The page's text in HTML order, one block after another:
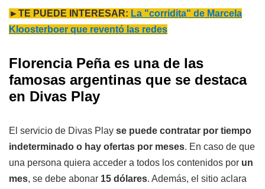
►TE PUEDE INTERESAR: La "corridita" de Marcela
Kloosterboer que reventó las redes
Florencia Peña es una de las
famosas argentinas que se destaca
en Divas Play
El servicio de Divas Play se puede contratar por tiempo
indeterminado o hay ofertas por meses. En caso de que
una persona quiera acceder a todos los contenidos por un
mes, se debe abonar 15 dólares. Además, el sitio aclara